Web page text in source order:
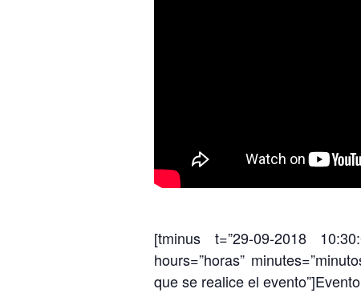
[tminus t=”29-09-2018
hours=”horas”
que se realice el